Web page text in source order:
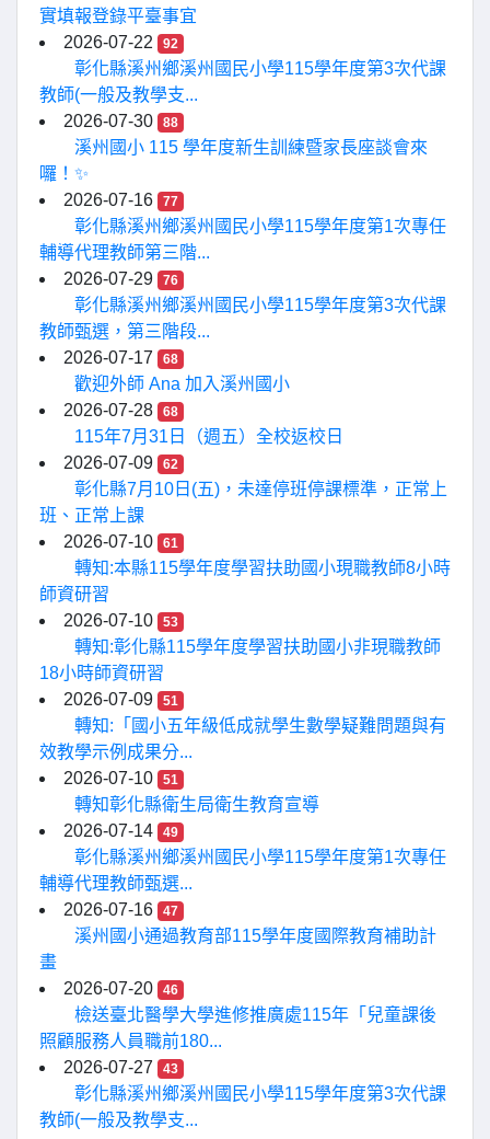
實填報登錄平臺事宜
2026-07-22
92
彰化縣溪州鄉溪州國民小學115學年度第3次代課
教師(一般及教學支...
2026-07-30
88
溪州國小 115 學年度新生訓練暨家長座談會來
囉！✨
2026-07-16
77
彰化縣溪州鄉溪州國民小學115學年度第1次專任
輔導代理教師第三階...
2026-07-29
76
彰化縣溪州鄉溪州國民小學115學年度第3次代課
教師甄選，第三階段...
2026-07-17
68
歡迎外師 Ana 加入溪州國小
2026-07-28
68
115年7月31日（週五）全校返校日
2026-07-09
62
彰化縣7月10日(五)，未達停班停課標準，正常上
班、正常上課
2026-07-10
61
轉知:本縣115學年度學習扶助國小現職教師8小時
師資研習
2026-07-10
53
轉知:彰化縣115學年度學習扶助國小非現職教師
18小時師資研習
2026-07-09
51
轉知:「國小五年級低成就學生數學疑難問題與有
效教學示例成果分...
2026-07-10
51
轉知彰化縣衛生局衛生教育宣導
2026-07-14
49
彰化縣溪州鄉溪州國民小學115學年度第1次專任
輔導代理教師甄選...
2026-07-16
47
溪州國小通過教育部115學年度國際教育補助計
畫
2026-07-20
46
檢送臺北醫學大學進修推廣處115年「兒童課後
照顧服務人員職前180...
2026-07-27
43
彰化縣溪州鄉溪州國民小學115學年度第3次代課
教師(一般及教學支...